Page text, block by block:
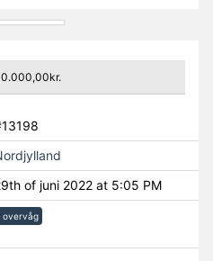
of juni 2022 at 5:05 PM
overvåg